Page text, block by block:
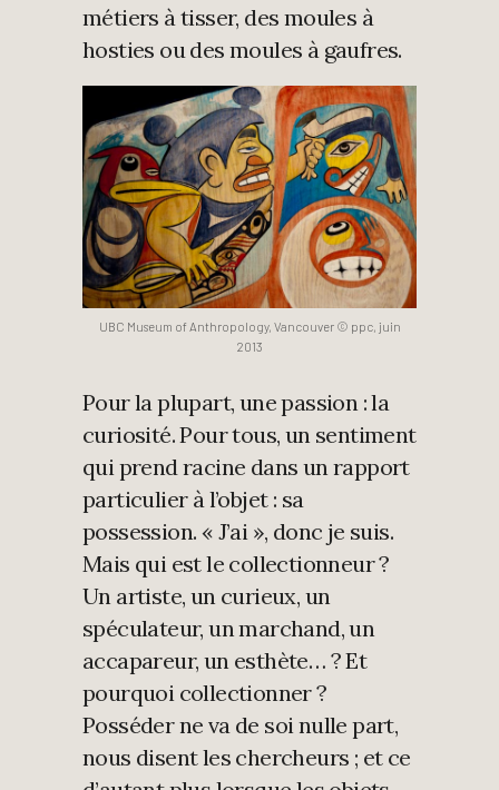
métiers à tisser, des moules à
hosties ou des moules à gaufres.
UBC Museum of Anthropology, Vancouver © ppc, juin
2013
Pour la plupart, une passion : la
curiosité. Pour tous, un sentiment
qui prend racine dans un rapport
particulier à l’objet : sa
possession. « J’ai », donc je suis.
Mais qui est le collectionneur ?
Un artiste, un curieux, un
spéculateur, un marchand, un
accapareur, un esthète… ? Et
pourquoi collectionner ?
Posséder ne va de soi nulle part,
nous disent les chercheurs ; et ce